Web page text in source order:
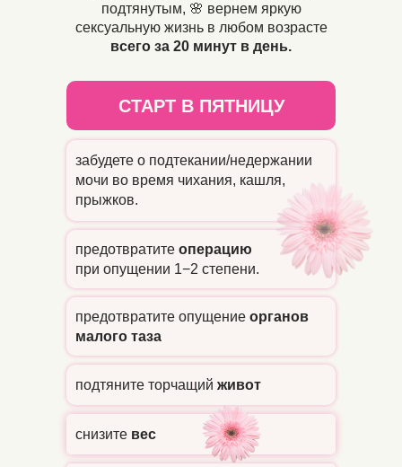
забудете о подтекании/недержании
мочи во время чихания, кашля,
прыжков.
предотвратите операцию
при опущении 1−2 степени.
предотвратите опущение органов
малого таза
подтяните торчащий живот
снизите вес
подтянутым, 🌸 вернем яркую
сексуальную жизнь в любом возрасте
всего за 20 минут в день.
СТАРТ В ПЯТНИЦУ